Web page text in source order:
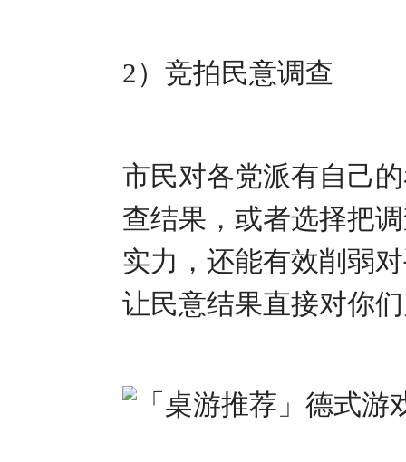
2）竞拍民意调查
市民对各党派有自己
查结果，或者选择把
实力，还能有效削弱
让民意结果直接对你